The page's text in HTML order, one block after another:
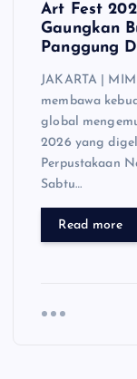
Art Fest
Gaungkan
Panggung
JAKARTA |
membawa
global
2026 yang
Perpustakaan
Sabtu…
Read more